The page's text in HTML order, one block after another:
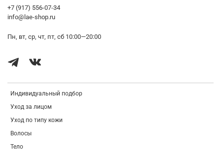
Индивидуальный подбор
Уход за лицом
Уход по типу кожи
Волосы
Тело
+7 (917) 556-07-34
info@lae-shop.ru
Пн, вт, ср, чт, пт, сб 10:00—20:00